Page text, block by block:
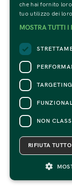
Per informazioni
Per informazioni sul
che hai fornito
tuo utilizzo dei
MOSTRA TUTTI I
TARGETING
NON
RIFIUTA TUTTO